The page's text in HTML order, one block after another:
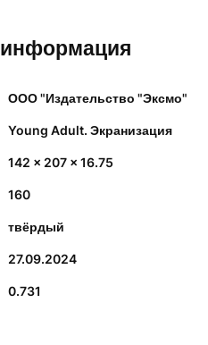
ООО "Издательство "Эксмо"
Young Adult. Экранизация
142 x 207 x 16.75
160
твёрдый
27.09.2024
0.731